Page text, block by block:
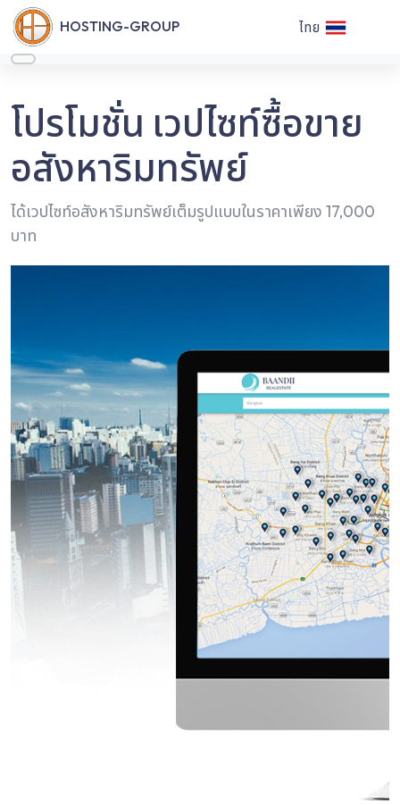
HOSTING-GROUP ไทย
โปรโมชั่น เวปไซท์ซื้อขาย
อสังหาริมทรัพย์
ได้เวปไซท์อสังหาริมทรัพย์เต็มรูปแบบในราคาเพียง 17,000
บาท